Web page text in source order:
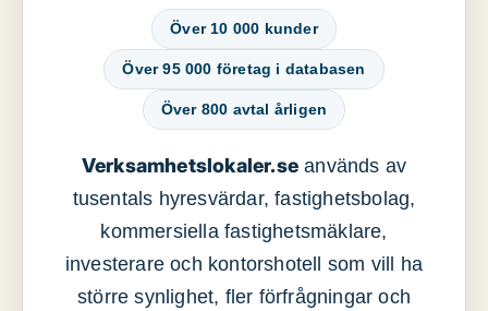
Över 10 000 kunder
Över 95 000 företag i databasen
Över 800 avtal årligen
Verksamhetslokaler.se används av
tusentals hyresvärdar, fastighetsbolag,
kommersiella fastighetsmäklare,
investerare och kontorshotell som vill ha
större synlighet, fler förfrågningar och